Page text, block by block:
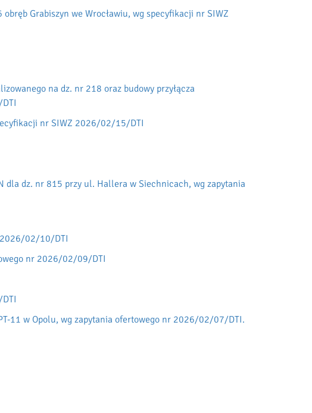
Grabiszyn we Wrocławiu, wg specyfikacji nr SIWZ
na dz. nr 218 oraz budowy przyłącza
nr SIWZ 2026/02/15/DTI
dla dz. nr 815 przy ul. Hallera w Siechnicach, wg zapytania
2026/02/10/DTI
nr 2026/02/09/DTI
11 w Opolu, wg zapytania ofertowego nr 2026/02/07/DTI.